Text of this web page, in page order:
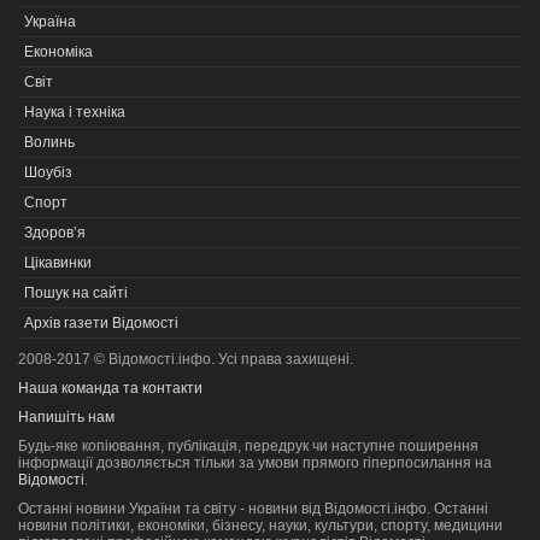
Україна
Економіка
Світ
Наука і техніка
Волинь
Шоубіз
Спорт
Здоров’я
Цікавинки
Пошук на сайті
Архів газети Відомості
2008-2017 © Відомості.інфо. Усі права захищені.
Наша команда та контакти
Напишіть нам
Будь-яке копiювання, публiкацiя, передрук чи наступне поширення
iнформацiї дозволяється тільки за умови прямого гіперпосилання на
Відомості.
Останні новини України та світу - новини від Відомості.інфо. Останні
новини політики, економіки, бізнесу, науки, культури, спорту, медицини